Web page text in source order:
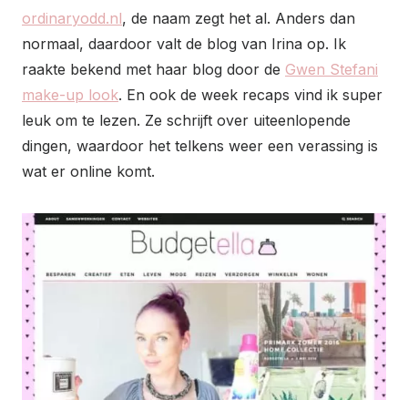
ordinaryodd.nl, de naam zegt het al. Anders dan
normaal, daardoor valt de blog van Irina op. Ik
raakte bekend met haar blog door de Gwen Stefani
make-up look. En ook de week recaps vind ik super
leuk om te lezen. Ze schrijft over uiteenlopende
dingen, waardoor het telkens weer een verassing is
wat er online komt.